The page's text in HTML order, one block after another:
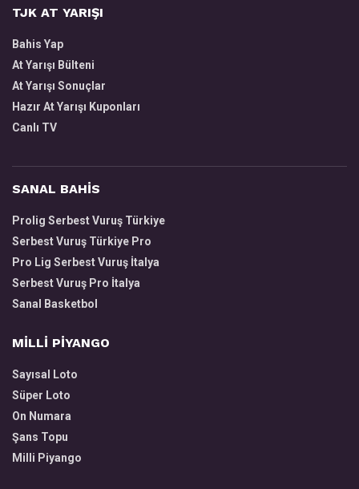
TJK AT YARIŞI
Bahis Yap
At Yarışı Bülteni
At Yarışı Sonuçlar
Hazır At Yarışı Kuponları
Canlı TV
SANAL BAHİS
Prolig Serbest Vuruş Türkiye
Serbest Vuruş Türkiye Pro
Pro Lig Serbest Vuruş İtalya
Serbest Vuruş Pro İtalya
Sanal Basketbol
MİLLİ PİYANGO
Sayısal Loto
Süper Loto
On Numara
Şans Topu
Milli Piyango